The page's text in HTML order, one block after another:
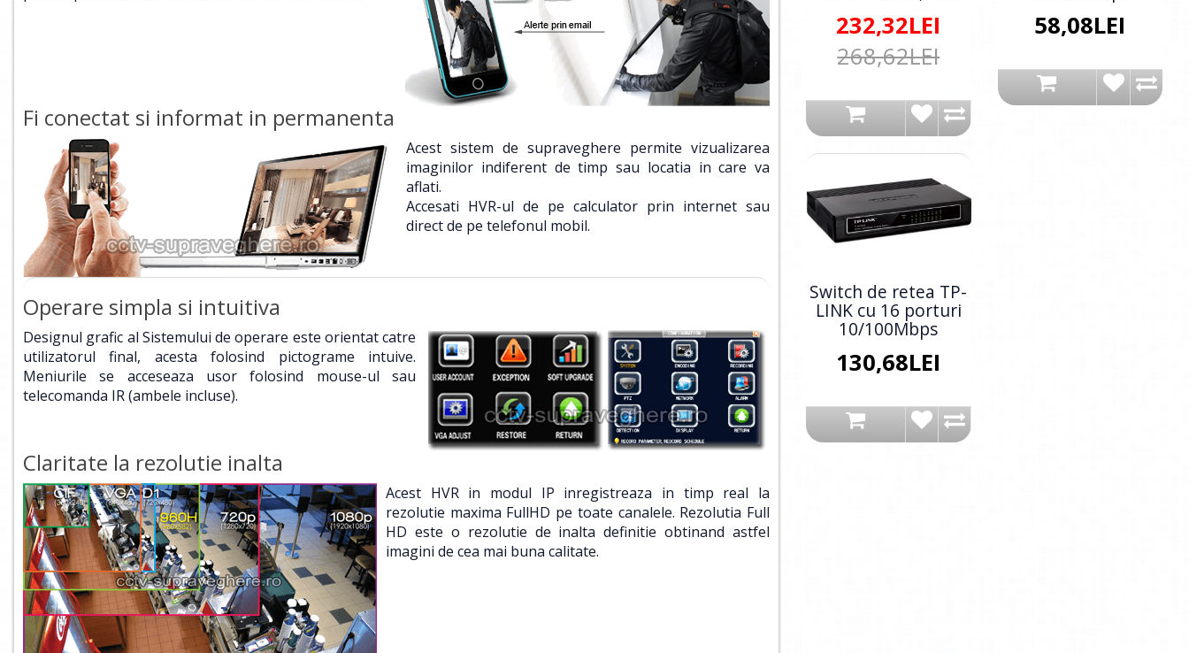
Fi conectat si informat in permanenta
Acest sistem de supraveghere permite vizualizarea
imaginilor indiferent de timp sau locatia in care va
aflati.
Accesati HVR-ul de pe calculator prin internet sau
direct de pe telefonul mobil.
Operare simpla si intuitiva
Designul grafic al Sistemului de operare este orientat catre
utilizatorul final, acesta folosind pictograme intuive.
Meniurile se acceseaza usor folosind mouse-ul sau
telecomanda IR (ambele incluse).
Claritate la rezolutie inalta
Acest HVR in modul IP inregistreaza in timp real la
rezolutie maxima FullHD pe toate canalele. Rezolutia Full
HD este o rezolutie de inalta definitie obtinand astfel
imagini de cea mai buna calitate.
232,32LEI
268,62LEI
58,08LEI
Switch de retea TP-
LINK cu 16 porturi
10/100Mbps
130,68LEI